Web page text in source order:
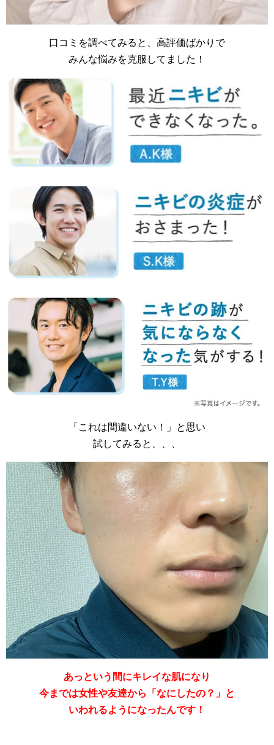
口コミを調べてみると、高評価ばかりで
みんな悩みを克服してました！
「これは間違いない！」と思い
試してみると、、、
あっという間にキレイな肌になり
今までは女性や友達から「なにしたの？」と
いわれるようになったんです！